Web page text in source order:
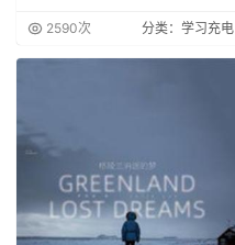
2590次 分类：学习充电